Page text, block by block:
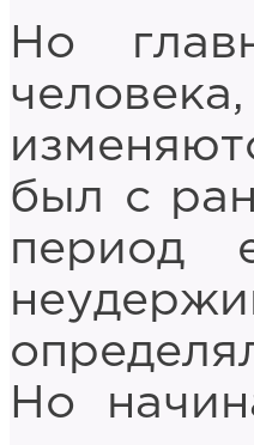
Но
был с
период
Но